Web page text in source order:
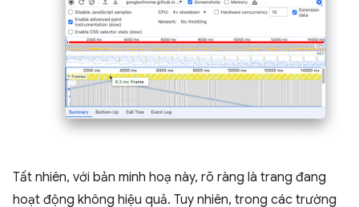
Tất nhiên, với bản minh hoạ này, rõ ràng là trang đang
hoạt động không hiệu quả. Tuy nhiên, trong các trường